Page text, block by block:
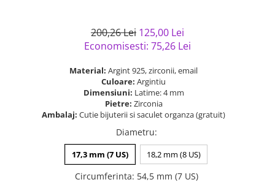
200,26 Lei 125,00 Lei
Economisesti: 75,26 Lei
Material: Argint 925, zirconii, email
Culoare: Argintiu
Dimensiuni: Latime: 4 mm
Pietre: Zirconia
Ambalaj: Cutie bijuterii si saculet organza (gratuit)
Diametru:
17,3 mm (7 US) 18,2 mm (8 US)
Circumferinta: 54,5 mm (7 US)